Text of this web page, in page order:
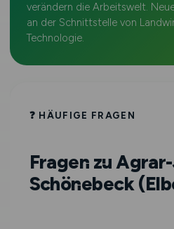
verändern die Arbeitswelt.
an der Schnittstelle von
Technologie.
❓ HÄUFIGE FRAGEN
Fragen zu
Schönebeck